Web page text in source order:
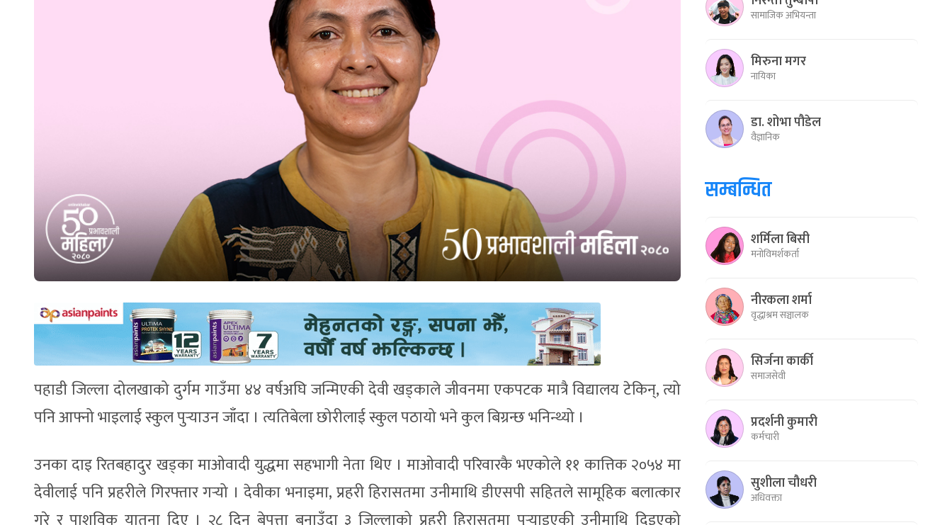
पहाडी जिल्ला दोलखाको दुर्गम गाउँमा ४४ वर्षअघि जन्मिएकी देवी खड्काले जीवनमा एकपटक मात्रै विद्यालय टेकिन्, त्यो
पनि आफ्नो भाइलाई स्कुल पुर्‍याउन जाँदा । त्यतिबेला छोरीलाई स्कुल पठायो भने कुल बिग्रन्छ भनिन्थ्यो ।
उनका दाइ रितबहादुर खड्का माओवादी युद्धमा सहभागी नेता थिए । माओवादी परिवारकै भएकोले ११ कात्तिक २०५४ मा
देवीलाई पनि प्रहरीले गिरफ्तार गर्‍यो । देवीका भनाइमा, प्रहरी हिरासतमा उनीमाथि डीएसपी सहितले सामूहिक बलात्कार
सामाजिक अभियन्ता
मिरुना मगर
नायिका
डा. शोभा पौडेल
वैज्ञानिक
सम्बन्धित
शर्मिला बिसी
मनोविमर्शकर्ता
नीरकला शर्मा
वृद्धाश्रम सञ्चालक
सिर्जना कार्की
समाजसेवी
प्रदर्शनी कुमारी
कर्मचारी
सुशीला चौधरी
अधिवक्ता